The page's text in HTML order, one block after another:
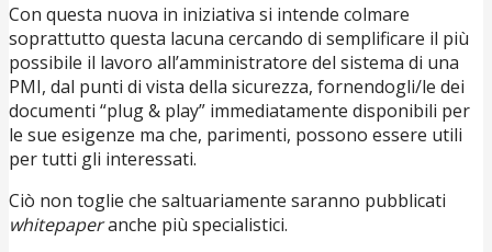
Con questa nuova in iniziativa si intende colmare
soprattutto questa lacuna cercando di semplificare il più
possibile il lavoro all’amministratore del sistema di una
PMI, dal punti di vista della sicurezza, fornendogli/le dei
documenti “plug & play” immediatamente disponibili per
le sue esigenze ma che, parimenti, possono essere utili
per tutti gli interessati.
Ciò non toglie che saltuariamente saranno pubblicati
whitepaperanche più specialistici.